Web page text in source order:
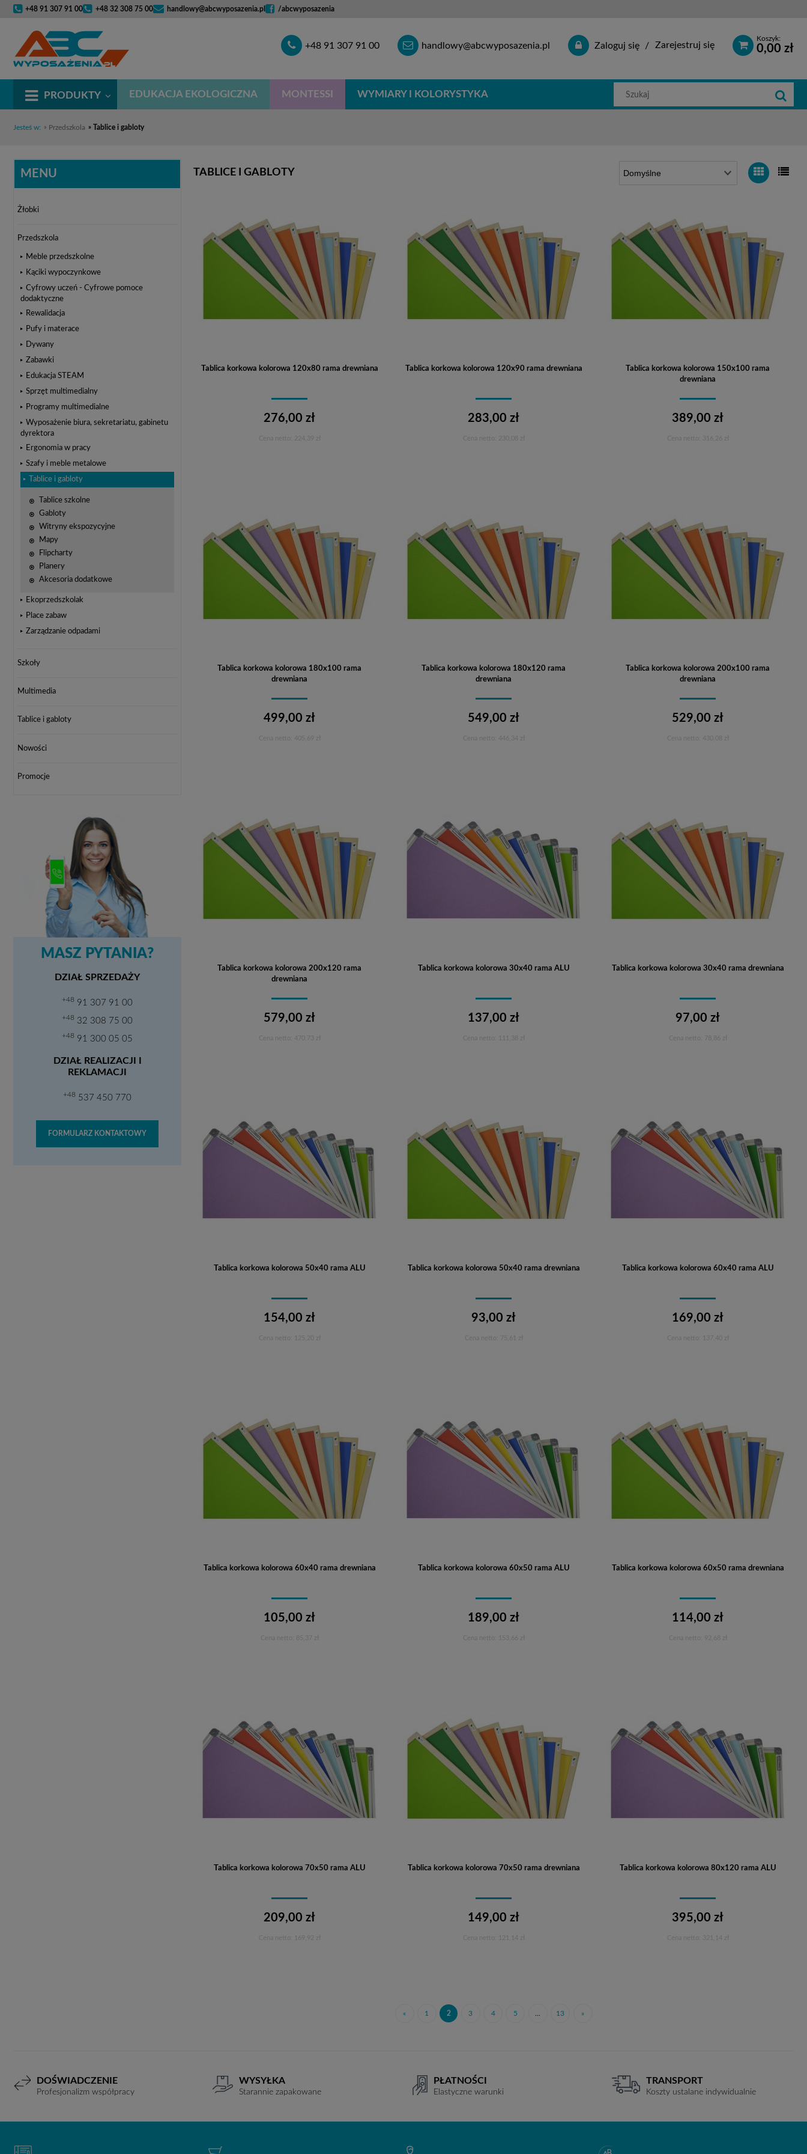
+48 91 307 91 00 +48 32 308 75 00 handlowy@abcwyposazenia.pl /abcwyposazenia
Koszyk:
0,00 zł
Zaloguj się Zarejestruj się
E- handlowy@abcwyposazenia.pl
Telefon+48 91 307 91 00
PRODUKTY EDUKACJA EKOLOGICZNA MONTESSI WYMIARY I KOLORYSTYKA Szukaj
w
Jesteś w: » Przedszkola » Tablice i gabloty
MENU
Żłobki
Przedszkola
Meble przedszkolne
Kąciki wypoczynkowe
Cyfrowy uczeń - Cyfrowe pomoce
dodaktyczne
Rewalidacja
Pufy i materace
Dywany
Zabawki
Edukacja STEAM
Sprzęt multimedialny
Programy multimedialne
Wyposażenie biura, sekretariatu, gabinetu
dyrektora
Ergonomia w pracy
Szafy i meble metalowe
Tablice i gabloty
Tablice szkolne
Gabloty
Witryny ekspozycyjne
Mapy
Flipcharty
Planery
Akcesoria dodatkowe
Ekoprzedszkolak
Place zabaw
Zarządzanie odpadami
Szkoły
Multimedia
Tablice i gabloty
Nowości
Promocje
MASZ PYTANIA?
DZIAŁ SPRZEDAŻY
+48 91 307 91 00
+48 32 308 75 00
+48 91 300 05 05
DZIAŁ REALIZACJI I
REKLAMACJI
+48 537 450 770
FORMULARZ KONTAKTOWY
TABLICE I GABLOTY
Tablica korkowa kolorowa 120x80 rama drewniana
276,00 zł
224,39 zł
Tablica korkowa kolorowa 120x90 rama drewniana
283,00 zł
230,08 zł
Tablica korkowa kolorowa 150x100 rama
drewniana
389,00 zł
316,26 zł
Tablica korkowa kolorowa 180x100 rama
drewniana
499,00 zł
405,69 zł
Tablica korkowa kolorowa 180x120 rama
drewniana
549,00 zł
446,34 zł
Tablica korkowa kolorowa 200x100 rama
drewniana
529,00 zł
430,08 zł
Tablica korkowa kolorowa 200x120 rama
drewniana
579,00 zł
470,73 zł
Tablica korkowa kolorowa 30x40 rama ALU
137,00 zł
111,38 zł
Tablica korkowa kolorowa 30x40 rama drewniana
97,00 zł
78,86 zł
Tablica korkowa kolorowa 50x40 rama ALU
154,00 zł
125,20 zł
Tablica korkowa kolorowa 50x40 rama drewniana
93,00 zł
Tablica korkowa kolorowa 60x40 rama ALU
169,00 zł
137,40 zł
Tablica korkowa kolorowa 60x40 rama drewniana
105,00 zł
85,37 zł
Tablica korkowa kolorowa 60x50 rama ALU
189,00 zł
153,66 zł
Tablica korkowa kolorowa 60x50 rama drewniana
114,00 zł
92,68 zł
Tablica korkowa kolorowa 70x50 rama ALU
209,00 zł
169,92 zł
Tablica korkowa kolorowa 70x50 rama drewniana
149,00 zł
121,14 zł
Tablica korkowa kolorowa 80x120 rama ALU
395,00 zł
321,14 zł
« 1 2 3 4 5 13 »
DOŚWIADCZENIE
Profesjonalizm współpracy
WYSYŁKA
Starannie zapakowane
PŁATNOŚCI
Elastyczne warunki
TRANSPORT
Koszty ustalane indywidualnie